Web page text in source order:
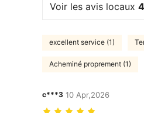
Voir les avis locaux
excellent service (1)
Acheminé proprement (1)
c***3 10 Apr,2026